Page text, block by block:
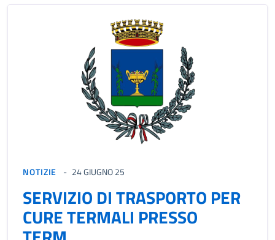
NOTIZIE 24 GIUGNO 25
SERVIZIO DI TRASPORTO PER
CURE TERMALI PRESSO